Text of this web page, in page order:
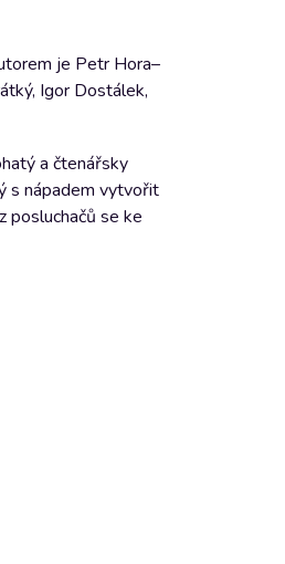
je Petr Hora–
Igor Dostálek,
a čtenářsky
s nápadem vytvořit
posluchačů se ke